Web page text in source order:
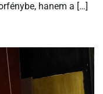
hanem a […]